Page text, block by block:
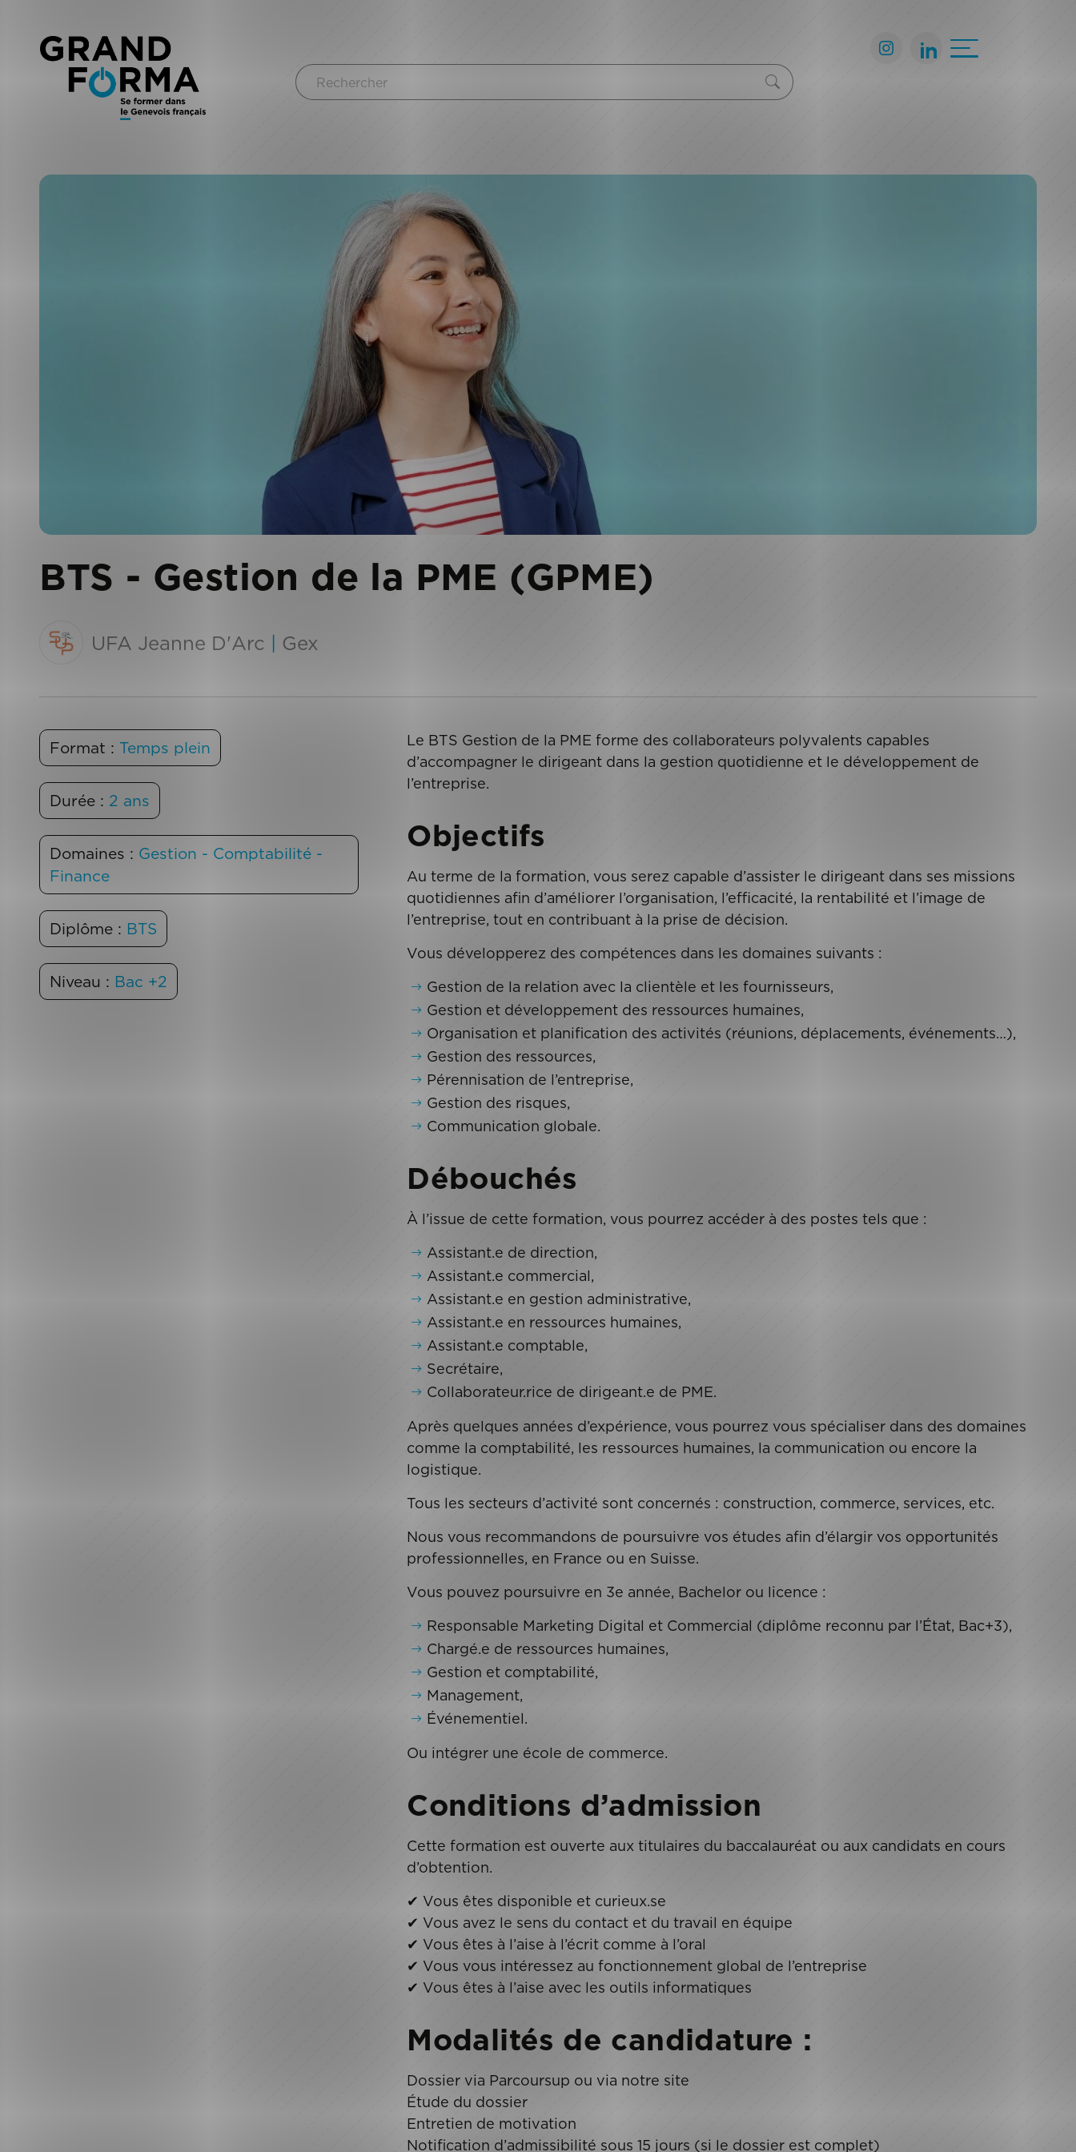
BTS - Gestion de la PME (GPME)
UFA Jeanne D'Arc | Gex
Format : Temps plein
Durée : 2 ans
Domaines : Gestion - Comptabilité -
Finance
Diplôme : BTS
Niveau : Bac +2
Le BTS Gestion de la PME forme des collaborateurs polyvalents capables
d’accompagner le dirigeant dans la gestion quotidienne et le développement de
l’entreprise.
Objectifs
Au terme de la formation, vous serez capable d’assister le dirigeant dans ses missions
quotidiennes afin d’améliorer l’organisation, l’efficacité, la rentabilité et l’image de
l’entreprise, tout en contribuant à la prise de décision.
Vous développerez des compétences dans les domaines suivants :
Gestion de la relation avec la clientèle et les fournisseurs,
Gestion et développement des ressources humaines,
Organisation et planification des activités (réunions, déplacements, événements…),
Gestion des ressources,
Pérennisation de l’entreprise,
Gestion des risques,
Communication globale.
Débouchés
À l’issue de cette formation, vous pourrez accéder à des postes tels que :
Assistant.e de direction,
Assistant.e commercial,
Assistant.e en gestion administrative,
Assistant.e en ressources humaines,
Assistant.e comptable,
Secrétaire,
Collaborateur.rice de dirigeant.e de PME.
Après quelques années d’expérience, vous pourrez vous spécialiser dans des domaines
comme la comptabilité, les ressources humaines, la communication ou encore la
logistique.
Tous les secteurs d’activité sont concernés : construction, commerce, services, etc.
Nous vous recommandons de poursuivre vos études afin d’élargir vos opportunités
professionnelles, en France ou en Suisse.
Vous pouvez poursuivre en 3e année, Bachelor ou licence :
Responsable Marketing Digital et Commercial (diplôme reconnu par l’État, Bac+3),
Chargé.e de ressources humaines,
Gestion et comptabilité,
Management,
Événementiel.
Ou intégrer une école de commerce.
Conditions d’admission
Cette formation est ouverte aux titulaires du baccalauréat ou aux candidats en cours
d’obtention.
✔ Vous êtes disponible et curieux.se
✔ Vous avez le sens du contact et du travail en équipe
✔ Vous êtes à l’aise à l’écrit comme à l’oral
✔ Vous vous intéressez au fonctionnement global de l’entreprise
✔ Vous êtes à l’aise avec les outils informatiques
Modalités de candidature :
Dossier via Parcoursup ou via notre site
Étude du dossier
Entretien de motivation
Notification d’admissibilité sous 15 jours (si le dossier est complet)